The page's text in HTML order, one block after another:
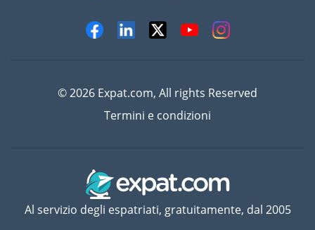
© 2026 Expat.com, All rights Reserved
Termini e condizioni
Al servizio degli espatriati, gratuitamente, dal 2005